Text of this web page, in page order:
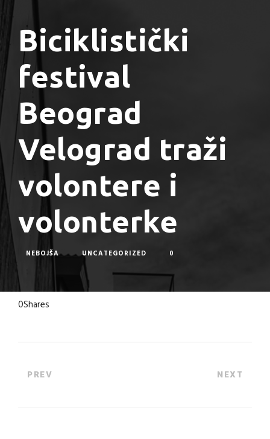
Biciklistički
festival
Beograd
Velograd traži
volontere i
volonterke
NEBOJŠA UNCATEGORIZED 0
0Shares
PREV NEXT